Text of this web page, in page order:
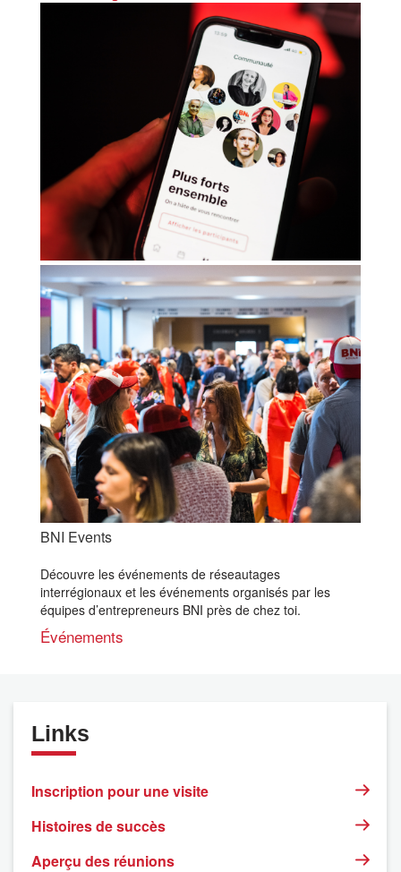
BNI Events
Découvre les événements de réseautages
interrégionaux et les événements organisés par les
équipes d’entrepreneurs BNI près de chez toi.
Événements
Links
Inscription pour une visite
Histoires de succès
Aperçu des réunions